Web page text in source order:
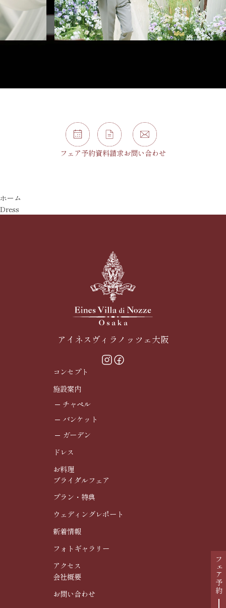
フェア予約
フェア予約資料請求お問い合わせ
ホーム
Dress
アイネスヴィラノッツェ大阪
コンセプト
施設案内
チャペル
バンケット
ガーデン
ドレス
お料理
ブライダルフェア
プラン・特典
ウェディングレポート
新着情報
フォトギャラリー
アクセス
会社概要
お問い合わせ